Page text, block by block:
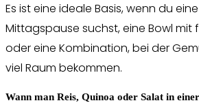
Es ist eine ideale Basis, wenn du
Mittagspause suchst, eine Bowl mit
oder eine Kombination, bei der
viel Raum bekommen.
Wann man Reis, Quinoa oder Salat in